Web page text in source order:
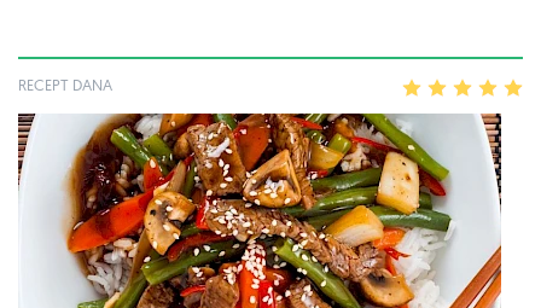
RECEPT DANA 2 3 4